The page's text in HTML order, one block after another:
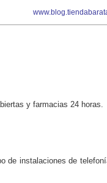
y farmacias 24 horas.
de instalaciones de